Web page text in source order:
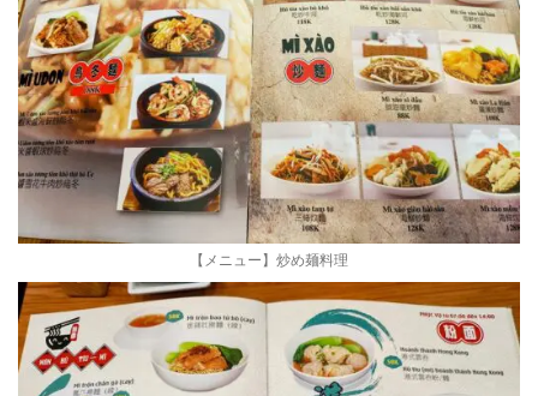
【メニュー】炒め麺料理